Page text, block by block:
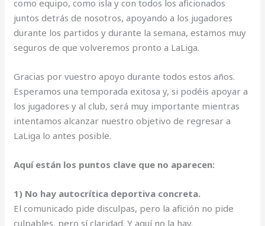
como equipo, como isla y con todos los aficionados
juntos detrás de nosotros, apoyando a los jugadores
durante los partidos y durante la semana, estamos muy
seguros de que volveremos pronto a LaLiga.
Gracias por vuestro apoyo durante todos estos años.
Esperamos una temporada exitosa y, si podéis apoyar a
los jugadores y al club, será muy importante mientras
intentamos alcanzar nuestro objetivo de regresar a
LaLiga lo antes posible.
Aquí están los puntos clave que no aparecen:
1) No hay autocrítica deportiva concreta.
El comunicado pide disculpas, pero la afición no pide
culpables, pero sí claridad. Y aquí no la hay.